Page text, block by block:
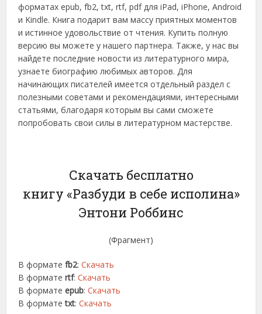
форматах epub, fb2, txt, rtf, pdf для iPad, iPhone, Android
и Kindle. Книга подарит вам массу приятных моментов
и истинное удовольствие от чтения. Купить полную
версию вы можете у нашего партнера. Также, у нас вы
найдете последние новости из литературного мира,
узнаете биографию любимых авторов. Для
начинающих писателей имеется отдельный раздел с
полезными советами и рекомендациями, интересными
статьями, благодаря которым вы сами сможете
попробовать свои силы в литературном мастерстве.
Скачать бесплатно
книгу «Разбуди в себе исполина»
Энтони Роббинс
(Фрагмент)
В форматеfb2:Скачать
В форматеrtf:Скачать
В форматеepub:Скачать
В форматеtxt:Скачать